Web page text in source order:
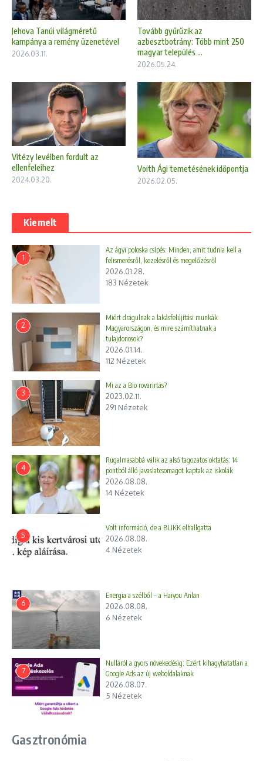
Jehova Tanúi világméretű
kampánya a remény üzenetével
2026.03.11.
Tovább gyűrűzik az
azbesztbotrány: Több mint 250
magyar település ...
2026.05.24.
Vitézy levélben fordult az
ellenfeleihez
2024.03.20.
Voith Ági temetésének időpontja
2026.02.05.
Kiemelt
1
Az ágyi poloska csípés: Minden, amit tudnia kell a
felismerésről, kezelésről és megelőzésről
2026.01.28.
183 Nézetek
2
Miért drágulnak a lakásfelújítási munkák
Magyarországon, és mire számíthatnak a
tulajdonosok?
2026.01.14.
112 Nézetek
3
Mi az a Bio rovarirtás?
2023.02.11.
291 Nézetek
4
Rugalmasabbá válik az alsó tagozatos oktatás: 14
pontból álló javaslatcsomagot kaptak az iskolák
2026.08.08.
14 Nézetek
5
Volt információ, de a BLIKK elhallgatta
2026.08.08.
4 Nézetek
6
Energia a szélből – a Haiyou Anlan
2026.08.08.
6 Nézetek
7
Nulláról a gyors növekedésig: Ezért kihagyhatatlan a
Google Ads az új weboldalaknak
2026.08.07.
5 Nézetek
Gasztronómia